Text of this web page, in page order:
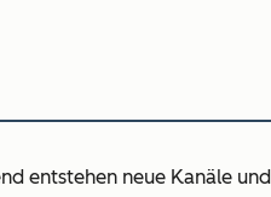
entstehen neue Kanäle